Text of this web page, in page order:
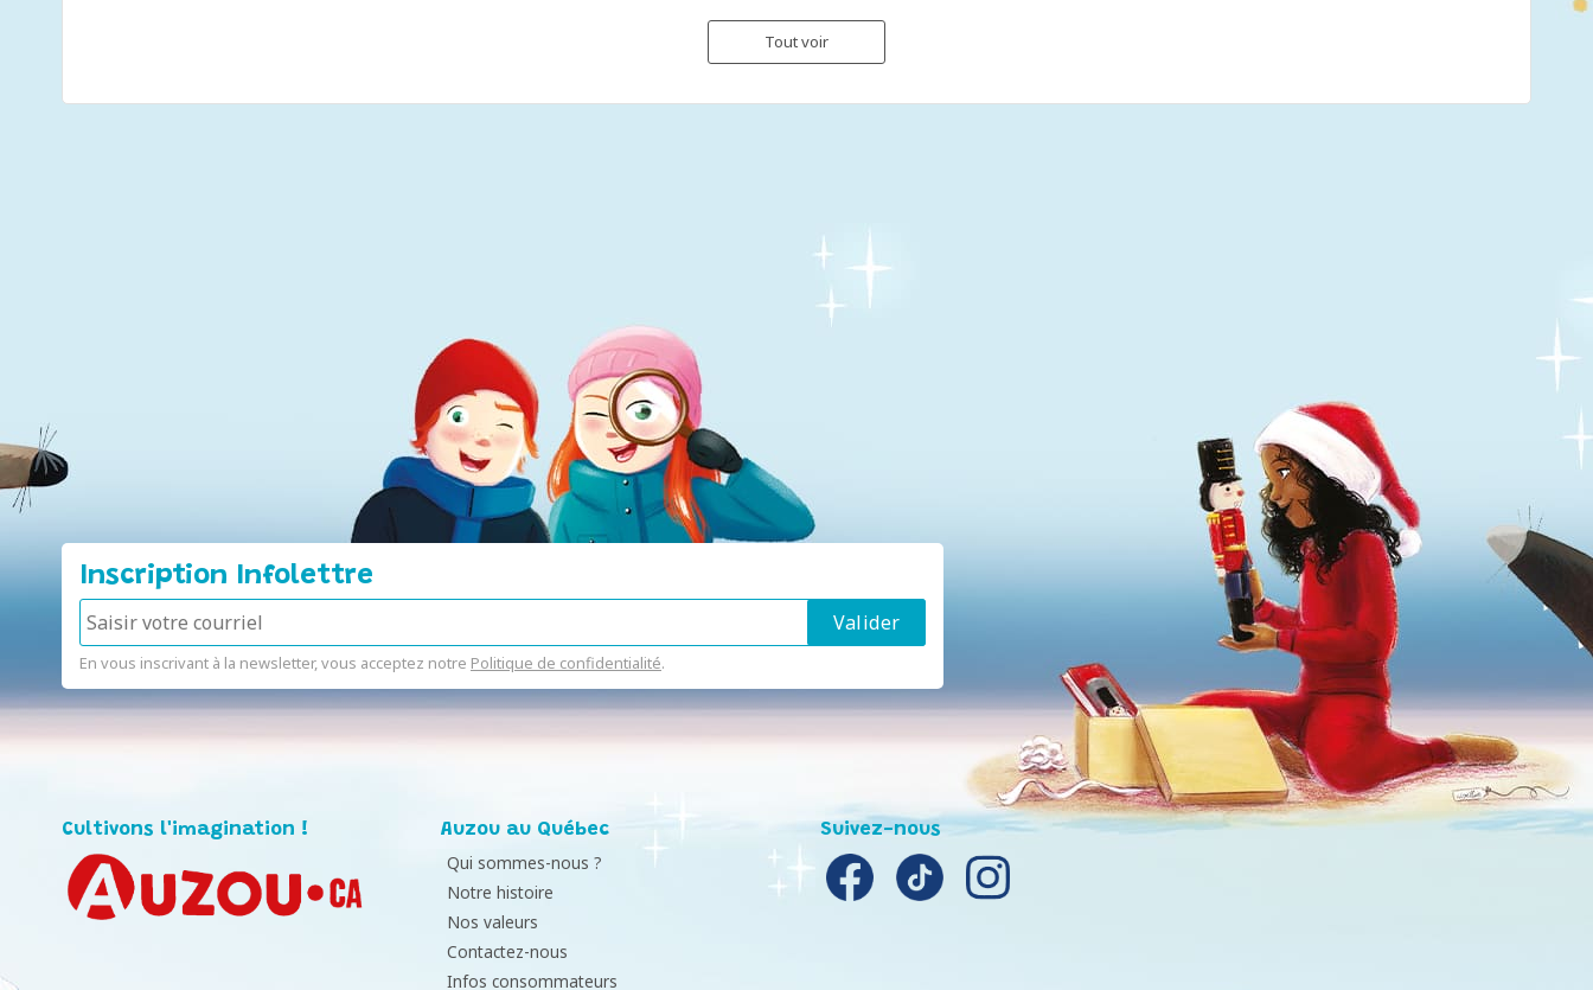
Tout voir
Inscription Infolettre
En vous inscrivant à la newsletter, vous acceptez notre Politique de confidentialité.
Cultivons l'imagination ! Auzou au Québec
Qui sommes-nous ?
Notre histoire
Nos valeurs
Contactez-nous
Infos consommateurs
Suivez-nous